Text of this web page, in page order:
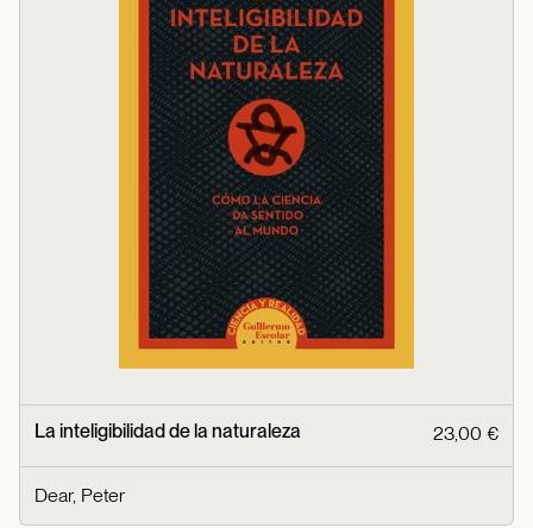
La inteligibilidad de la naturaleza 23,00 €
Dear, Peter